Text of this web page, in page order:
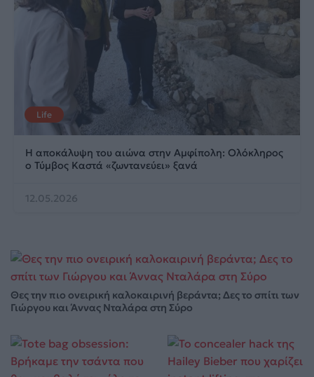
Life
Η αποκάλυψη του αιώνα στην Αμφίπολη: Ολόκληρος
ο Τύμβος Καστά «ζωντανεύει» ξανά
12.05.2026
Θες την πιο ονειρική καλοκαιρινή βεράντα; Δες το σπίτι των
Γιώργου και Άννας Νταλάρα στη Σύρο